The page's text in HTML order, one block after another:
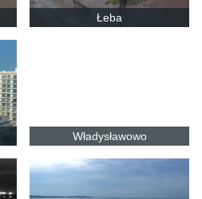
Łeba
Władysławowo